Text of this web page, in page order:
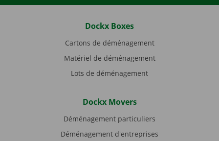
Dockx Boxes
Cartons de déménagement
Matériel de déménagement
Lots de déménagement
Dockx Movers
Déménagement particuliers
Déménagement d'entreprises